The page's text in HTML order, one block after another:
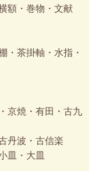
額・巻物・文献
・茶掛軸・水指・
京焼・有田・古九
丹波・古信楽
皿・大皿